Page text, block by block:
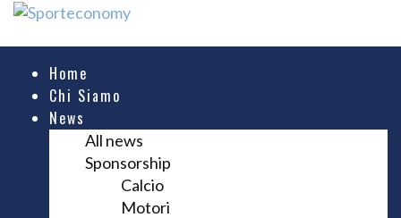
Home
Chi Siamo
News
All news
Sponsorship
Calcio
Motori